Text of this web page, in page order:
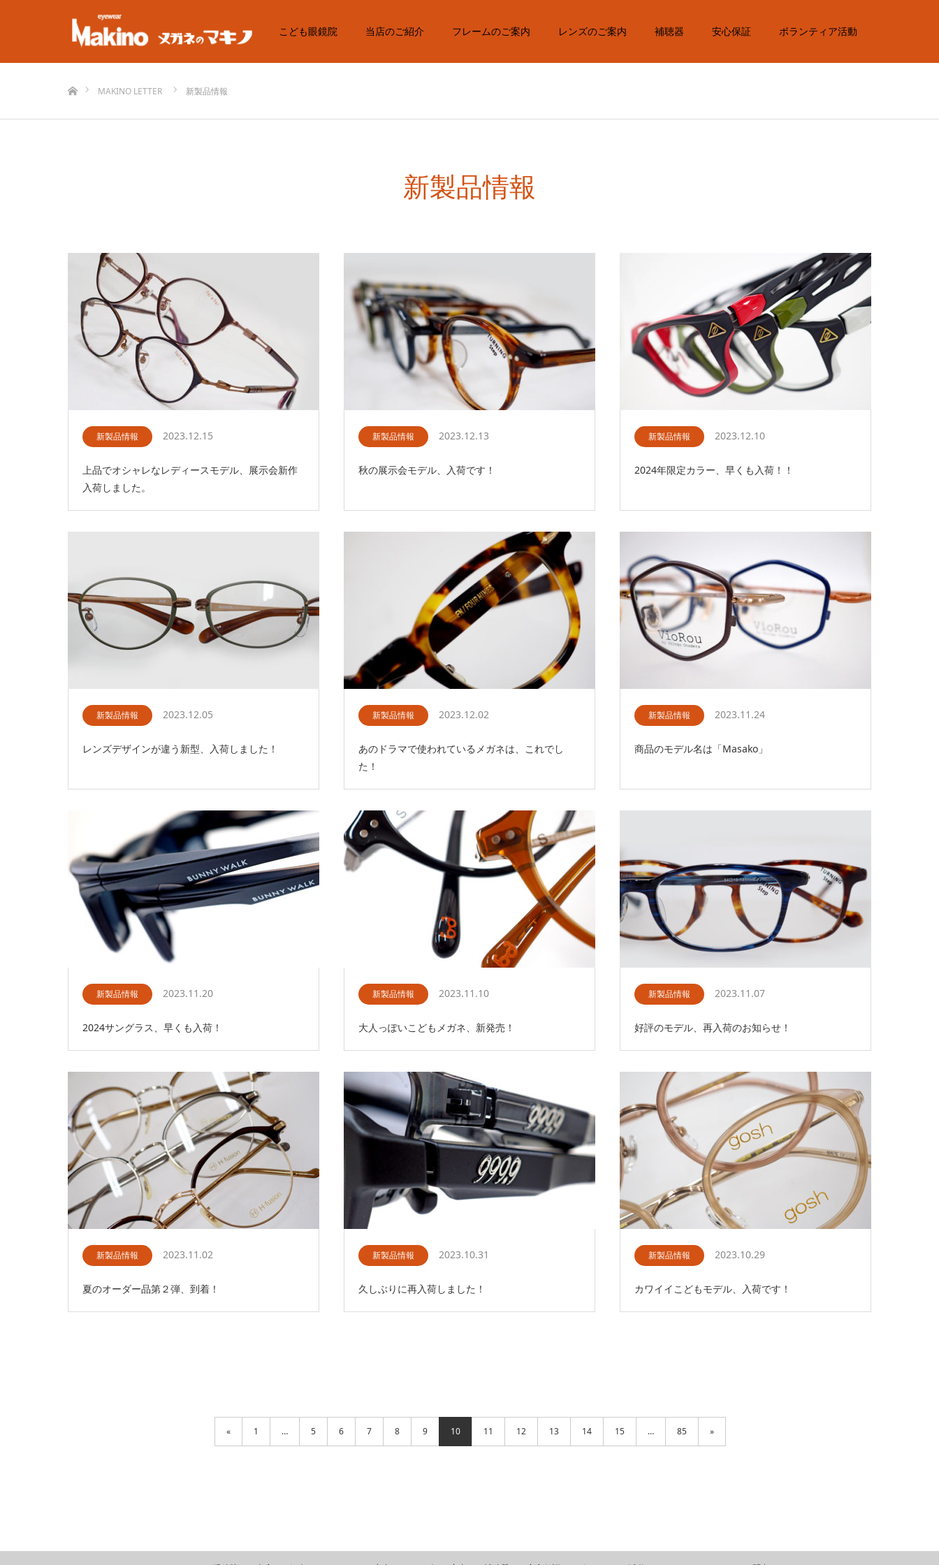
こども眼鏡院 当店のご紹介 フレームのご案内 レンズのご案内 補聴器 安心保証 ボランティア活動
MAKINO LETTER
新製品情報
新製品情報
新製品情報 2023.12.15
上品でオシャレなレディースモデル、展示会新作
入荷しました。
新製品情報 2023.12.13
秋の展示会モデル、入荷です！
新製品情報 2023.12.10
2024年限定カラー、早くも入荷！！
新製品情報 2023.12.05
レンズデザインが違う新型、入荷しました！
新製品情報 2023.12.02
あのドラマで使われているメガネは、これでし
た！
新製品情報 2023.11.24
商品のモデル名は「Masako」
新製品情報 2023.11.20
2024サングラス、早くも入荷！
新製品情報 2023.11.10
大人っぽいこどもメガネ、新発売！
新製品情報 2023.11.07
好評のモデル、再入荷のお知らせ！
新製品情報 2023.11.02
夏のオーダー品第２弾、到着！
新製品情報 2023.10.31
久しぶりに再入荷しました！
新製品情報 2023.10.29
カワイイこどもモデル、入荷です！
« 1 … 5 6 7 8 9 10 11 12 13 14 15 … 85 »